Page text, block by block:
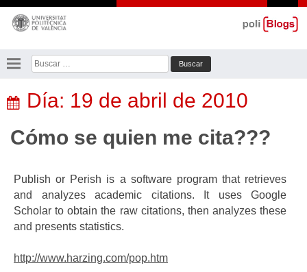
Saltar
contenido
Buscar:
Día: 19 de abril de 2010
Cómo se quien me cita???
Publish or Perish is a software program that retrieves
and analyzes academic citations. It uses Google
Scholar to obtain the raw citations, then analyzes these
and presents statistics.
http://www.harzing.com/pop.htm